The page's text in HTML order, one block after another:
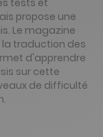
propose une
Le magazine
traduction des
d'apprendre
sur cette
de difficulté